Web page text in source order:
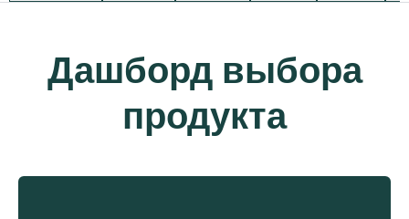
Дашборд выбора
продукта